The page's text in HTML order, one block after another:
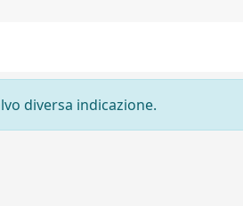
diversa indicazione.